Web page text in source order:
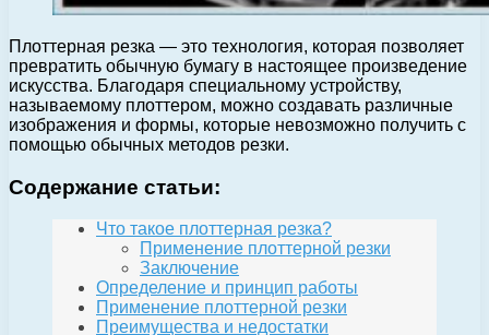
Плоттерная резка — это технология, которая позволяет
превратить обычную бумагу в настоящее произведение
искусства. Благодаря специальному устройству,
называемому плоттером, можно создавать различные
изображения и формы, которые невозможно получить с
помощью обычных методов резки.
Содержание статьи:
Что такое плоттерная резка?
Применение плоттерной резки
Заключение
Определение и принцип работы
Применение плоттерной резки
Преимущества и недостатки